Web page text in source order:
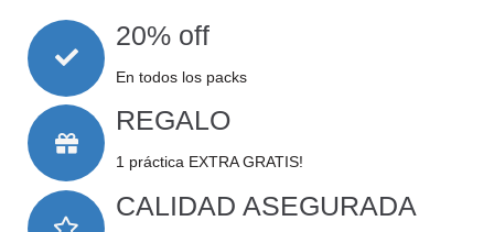
20% off
En todos los packs
REGALO
1 práctica EXTRA GRATIS!
CALIDAD ASEGURADA